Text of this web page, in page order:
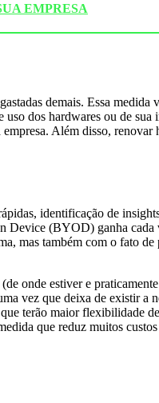
EMPRESA
demais. Essa medida
dos hardwares ou de sua
Além disso, renovar
identificação de
Device (BYOD) ganha
mas também com o fato
onde estiver e
vez que deixa de existir a
terão maior flexibilidade
que reduz muitos